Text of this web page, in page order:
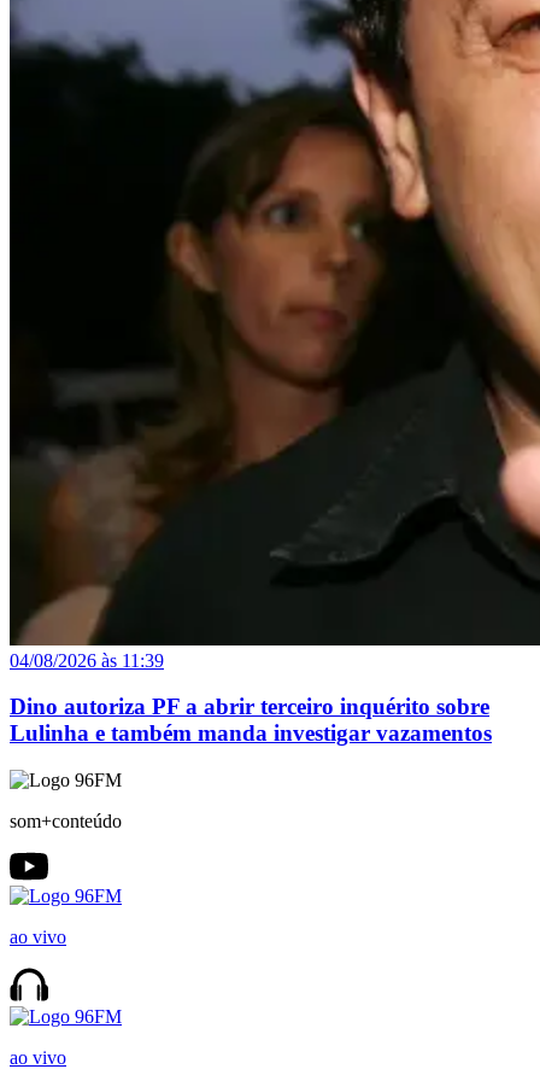
04/08/2026 às 11:39
Dino autoriza PF a abrir terceiro inquérito sobre
Lulinha e também manda investigar vazamentos
som+conteúdo
ao vivo
ao vivo